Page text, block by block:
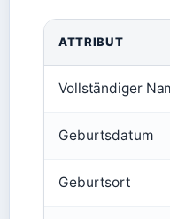
ATTRIBUT
Vollständiger
Geburtsdatum
Geburtsort